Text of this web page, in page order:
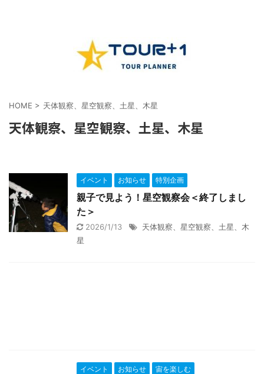
HOME > 天体観察、星空観察、土星、木星
天体観察、星空観察、土星、木星
イベント お知らせ 特別企画
親子で見よう！星空観察会＜終了しまし
た＞
2026/1/13
天体観察、星空観察、土星、木
星
イベント お知らせ 宙を楽しむ